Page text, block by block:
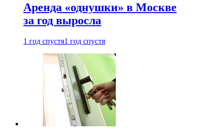
Аренда «однушки» в Москве
за год выросла
1 год спустя1 год спустя